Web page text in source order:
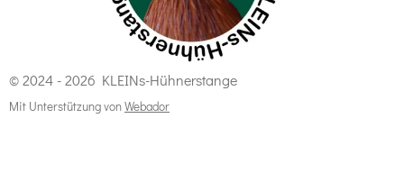
© 2024 - 2026 KLEINs-Hühnerstange
Mit Unterstützung vonWebador